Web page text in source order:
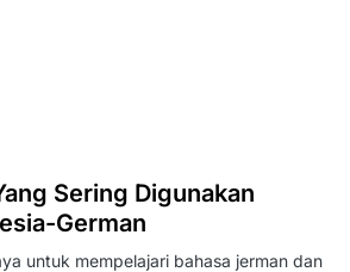
Sering Digunakan
German
untuk mempelajari bahasa jerman dan